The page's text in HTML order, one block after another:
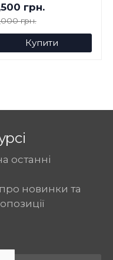
грн.
грн.
Купити
останні
новинки та